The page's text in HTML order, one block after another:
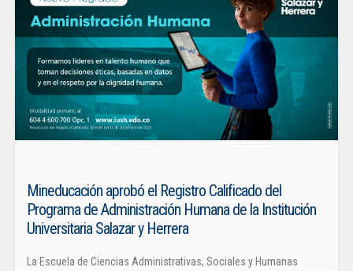
Mineducación aprobó el Registro Calificado del
Programa de Administración Humana de la Institución
Universitaria Salazar y Herrera
La Escuela de Ciencias Administrativas, Sociales y Humanas